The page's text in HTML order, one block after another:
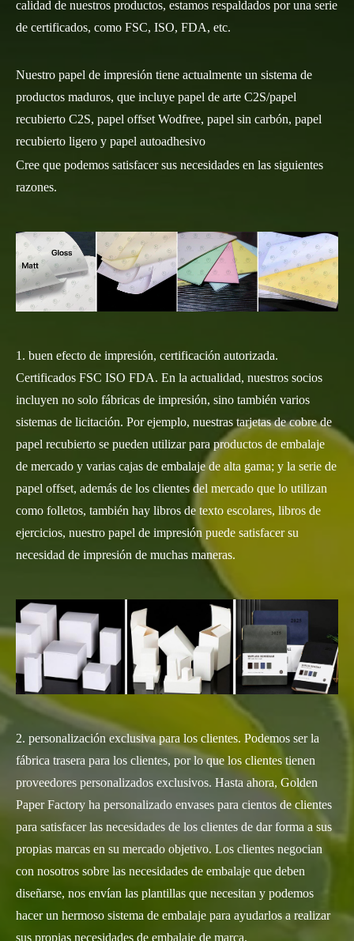
calidad de nuestros productos, estamos respaldados por una serie
de certificados, como FSC, ISO, FDA, etc.
Nuestro papel de impresión tiene actualmente un sistema de
productos maduros, que incluye papel de arte C2S/papel
recubierto C2S, papel offset Wodfree, papel sin carbón, papel
recubierto ligero y papel autoadhesivo
Cree que podemos satisfacer sus necesidades en las siguientes
razones.
1. buen efecto de impresión, certificación autorizada.
Certificados FSC ISO FDA. En la actualidad, nuestros socios
incluyen no solo fábricas de impresión, sino también varios
sistemas de licitación. Por ejemplo, nuestras tarjetas de cobre de
papel recubierto se pueden utilizar para productos de embalaje
de mercado y varias cajas de embalaje de alta gama; y la serie de
papel offset, además de los clientes del mercado que lo utilizan
como folletos, también hay libros de texto escolares, libros de
ejercicios, nuestro papel de impresión puede satisfacer su
necesidad de impresión de muchas maneras.
2. personalización exclusiva para los clientes. Podemos ser la
fábrica trasera para los clientes, por lo que los clientes tienen
proveedores personalizados exclusivos. Hasta ahora, Golden
Paper Factory ha personalizado envases para cientos de clientes
para satisfacer las necesidades de los clientes de dar forma a sus
propias marcas en su mercado objetivo. Los clientes negocian
con nosotros sobre las necesidades de embalaje que deben
diseñarse, nos envían las plantillas que necesitan y podemos
hacer un hermoso sistema de embalaje para ayudarlos a realizar
sus propias necesidades de embalaje de marca.